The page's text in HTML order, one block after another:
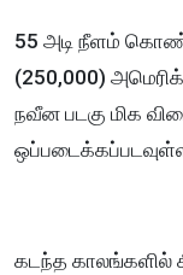
55 அடி நீளம்
(250,000)
நவீன படகு மிக
கடந்த காலங்களில்